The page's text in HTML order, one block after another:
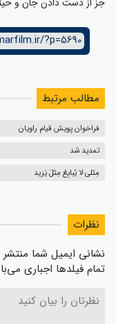
?p=5690
مطالب مرتبط
فراخوان پویش قیام راویان
تمدید شد
مِثلی لا یُبایِعُ مِثلَ یَزید
نظرات
نشانی ایمیل شما
تمام فیلدها اجباری